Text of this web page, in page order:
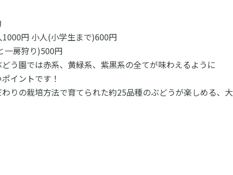
円 小人(小学生まで)600円
一房狩り)500円
う園では赤系、黄緑系、紫黒系の全てが味わえるように
イントです！
りの栽培方法で育てられた約25品種のぶどうが楽しめる、大